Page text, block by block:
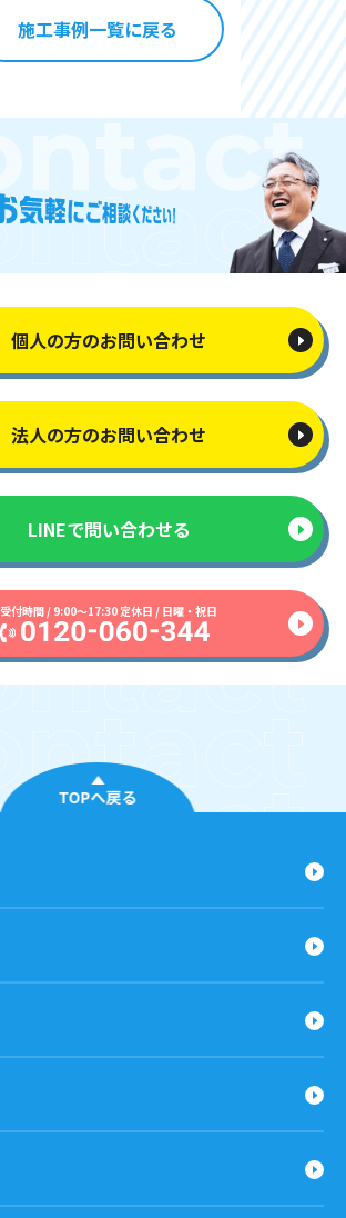
施工事例一覧に戻る
個人の方のお問い合わせ
法人の方のお問い合わせ
LINEで問い合わせる
受付時間 / 9:00〜17:30 定休日 / 日曜・祝日
TOPへ戻る